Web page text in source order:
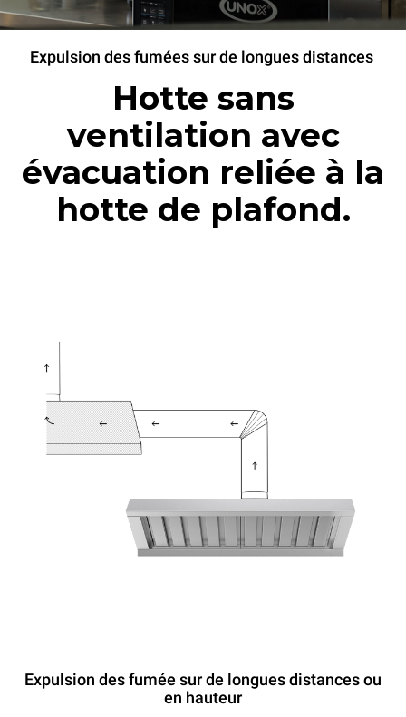
Expulsion des fumées sur de longues distances
Hotte sans
ventilation avec
évacuation reliée à la
hotte de plafond.
Expulsion des fumée sur de longues distances ou
en hauteur